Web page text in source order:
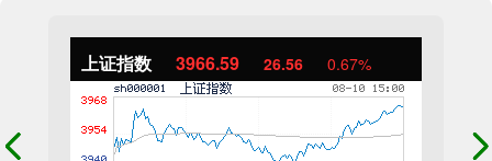
上证指数 3966.59 26.56 0.67%